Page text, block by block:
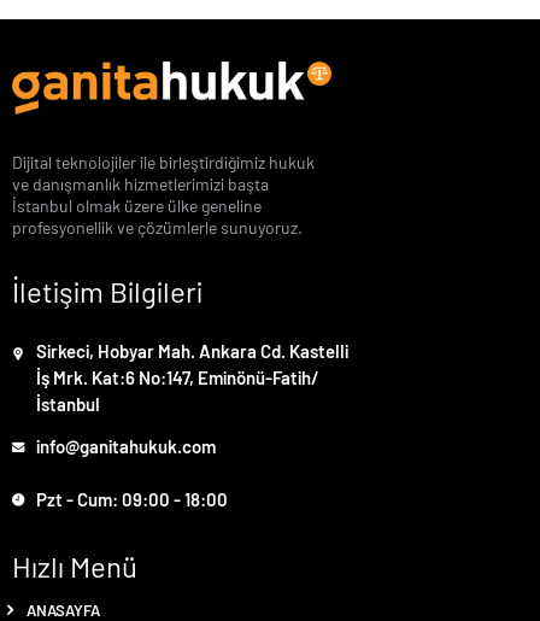
Dijital teknolojiler ile birleştirdiğimiz hukuk
ve danışmanlık hizmetlerimizi başta
İstanbul olmak üzere ülke geneline
profesyonellik ve çözümlerle sunuyoruz.
İletişim Bilgileri
Sirkeci, Hobyar Mah. Ankara Cd. Kastelli
İş Mrk. Kat:6 No:147, Eminönü-Fatih/
İstanbul
info@ganitahukuk.com
Pzt - Cum: 09:00 - 18:00
Hızlı Menü
ANASAYFA